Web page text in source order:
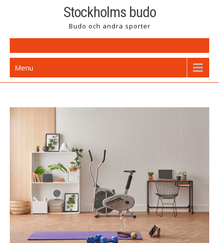
Stockholms budo
Budo och andra sporter
Menu